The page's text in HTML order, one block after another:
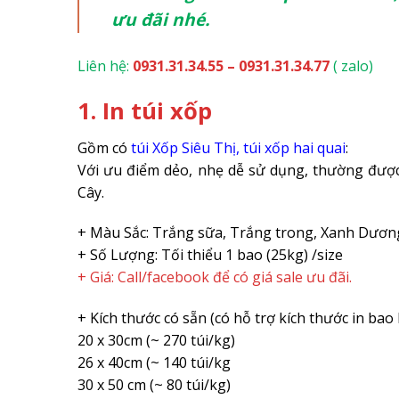
ưu đãi nhé.
Liên hệ: 0931.31.34.55 – 0931.31.34.77( zalo)
1. In túi xốp
Gồm có túi Xốp Siêu Thị, túi xốp hai quai:
Với ưu điểm dẻo, nhẹ dễ sử dụng, thường
Cây.
+ Màu Sắc: Trắng sữa, Trắng trong, Xanh
+ Số Lượng: Tối thiểu 1 bao (25kg) /size
+ Giá: Call/facebook để có giá sale ưu đãi.
+ Kích thước có sẵn (có hỗ trợ kích thước in
20 x 30cm (~ 270 túi/kg)
26 x 40cm (~ 140 túi/kg
30 x 50 cm (~ 80 túi/kg)